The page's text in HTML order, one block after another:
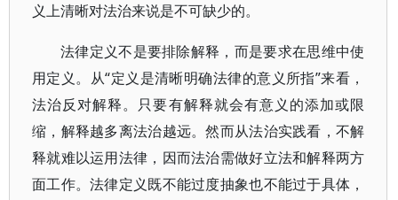
义上清晰对法治来说是不可缺少的。
法律定义不是要排除解释，而是要求在思维中使
用定义。从“定义是清晰明确法律的意义所指”来看，
法治反对解释。只要有解释就会有意义的添加或限
缩，解释越多离法治越远。然而从法治实践看，不解
释就难以运用法律，因而法治需做好立法和解释两方
面工作。法律定义既不能过度抽象也不能过于具体，